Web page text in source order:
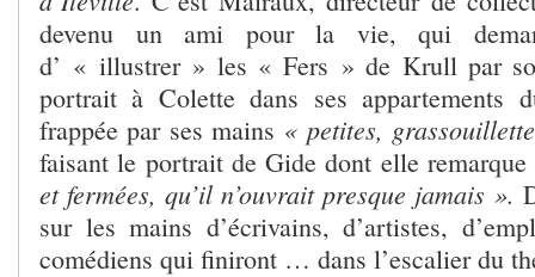
devenu un ami pour la vie, qui
d’ « illustrer » les « Fers » de Krull par
portrait à Colette dans ses appartements
frappée par ses mains « petites,
faisant le portrait de Gide dont elle
et fermées, qu’il n’ouvrait presque jamais ».
sur les mains d’écrivains, d’artistes,
comédiens qui finiront … dans l’escalier du